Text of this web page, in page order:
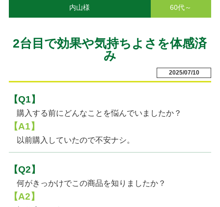
内山様 60代～
2台目で効果や気持ちよさを体感済
み
2025/07/10
【Q1】
購入する前にどんなことを悩んでいましたか？
【A1】
以前購入していたので不安ナシ。
【Q2】
何がきっかけでこの商品を知りましたか？
【A2】